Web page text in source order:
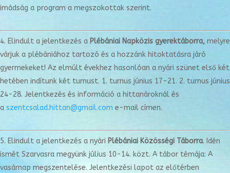
imádság a program a megszokottak szerint.
Elindult a jelentkezés a Plébániai Napközis gyerektáborra, melyre
várjuk a plébániához tartozó és a hozzánk hitoktatásra járó
gyermekeket! Az elmúlt évekhez hasonlóan a nyári szünet első két
hetében indítunk két turnust. 1. turnus június 17-21. 2. turnus június
24-28. Jelentkezés és információ a hittanároknál és
a szentcsalad.hittan@gmail.com e-mail címen.
Elindult a jelentkezés a nyári Plébániai Közösségi Táborra. Idén
ismét Szarvasra megyünk július 10-14. közt. A tábor témája: A
vasárnap megszentelése. Jelentkezési lapot az előtérben